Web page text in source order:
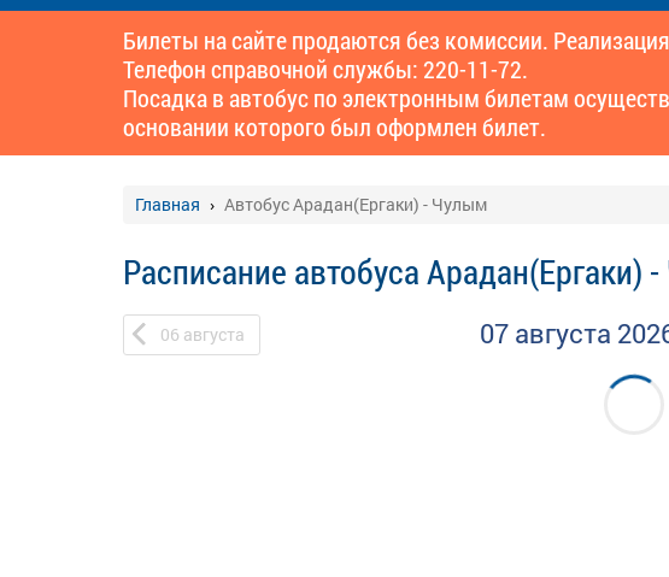
Билеты на сайте продаются без комиссии.
Телефон справочной службы: 220-11-72.
Посадка в автобус по электронным билетам
основании которого был оформлен билет.
Главная Автобус Арадан(Ергаки) - Чулым
Расписание автобуса Арадан(Ергаки)
06 августа 07 августа